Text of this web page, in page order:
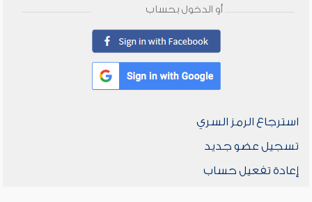
أو الدخول بحساب
استرجاع الرمز السري
تسجيل عضو جديد
إعادة تفعيل حساب